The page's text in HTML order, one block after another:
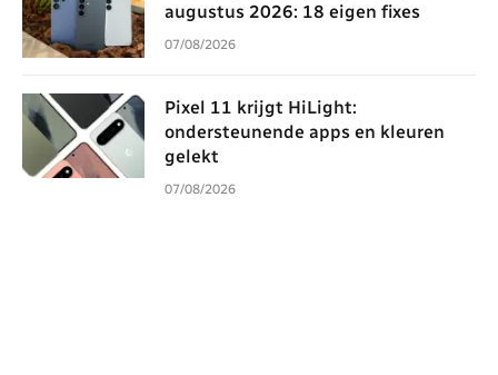
augustus 2026: 18 eigen fixes
07/08/2026
Pixel 11 krijgt HiLight:
ondersteunende apps en kleuren
gelekt
07/08/2026